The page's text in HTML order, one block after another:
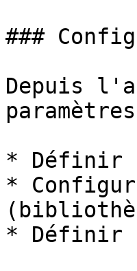
###
Depuis
* Définir
*
* Définir